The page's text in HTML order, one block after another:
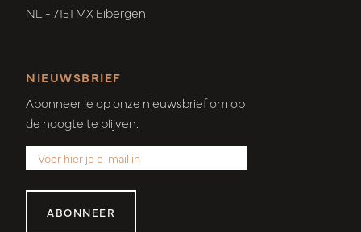
NL - 7151 MX Eibergen
NIEUWSBRIEF
Abonneer je op onze nieuwsbrief om op
de hoogte te blijven.
ABONNEER